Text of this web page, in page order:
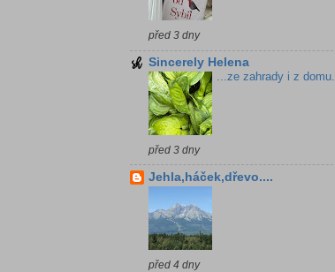
před 3 dny
Sincerely Helena
...ze zahrady i z
před 3 dny
Jehla,háček,dřevo....
před 4 dny